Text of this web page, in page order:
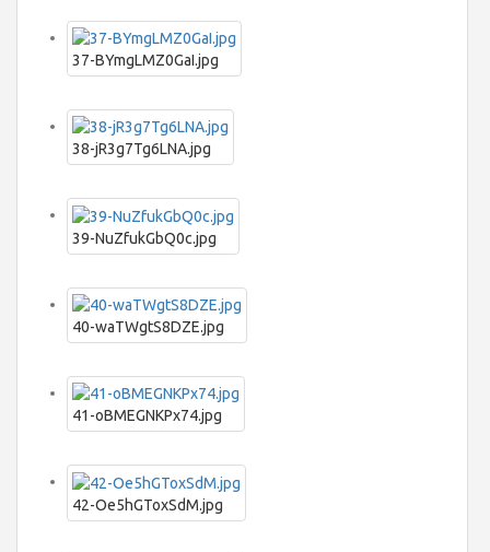
37-BYmgLMZ0GaI.jpg
38-jR3g7Tg6LNA.jpg
39-NuZfukGbQ0c.jpg
40-waTWgtS8DZE.jpg
41-oBMEGNKPx74.jpg
42-Oe5hGToxSdM.jpg